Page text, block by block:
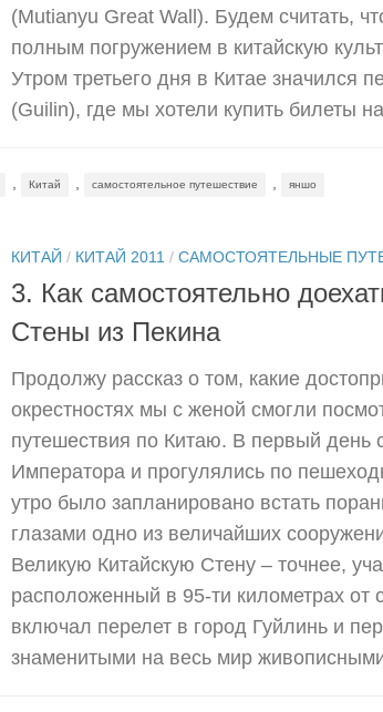
(Mutianyu Great Wall). Будем считать,
полным погружением в китайскую
Утром третьего дня в Китае значился
(Guilin), где мы хотели купить билеты
, Китай , самостоятельное путешествие , яншо
КИТАЙ / КИТАЙ 2011 / САМОСТОЯТЕЛЬНЫЕ
3. Как самостоятельно
Стены из Пекина
Продолжу рассказ о том, какие
окрестностях мы с женой смогли
путешествия по Китаю. В первый день
Императора и прогулялись по
утро было запланировано встать
глазами одно из величайших
Великую Китайскую Стену – точнее,
расположенный в 95-ти километрах
включал перелет в город Гуйлинь и
знаменитыми на весь мир